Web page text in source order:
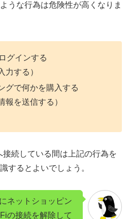
うな行為は危険性が高くなりま
グインする
力する）
グで何かを購入する
報を送信する）
続している間は上記の行為を
するとよいでしょう。
ネットショッピン
の接続を解除して